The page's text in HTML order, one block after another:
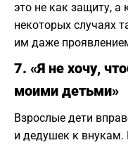
это не как защиту, а
некоторых случаях
им даже
7. «Я не хочу,
моими детьми»
Взрослые дети
и дедушек к